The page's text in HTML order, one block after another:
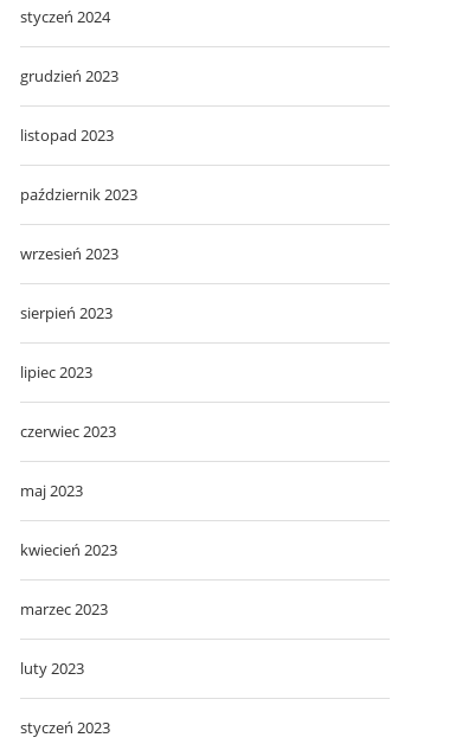
styczeń 2024
grudzień 2023
listopad 2023
październik 2023
wrzesień 2023
sierpień 2023
lipiec 2023
czerwiec 2023
maj 2023
kwiecień 2023
marzec 2023
luty 2023
styczeń 2023